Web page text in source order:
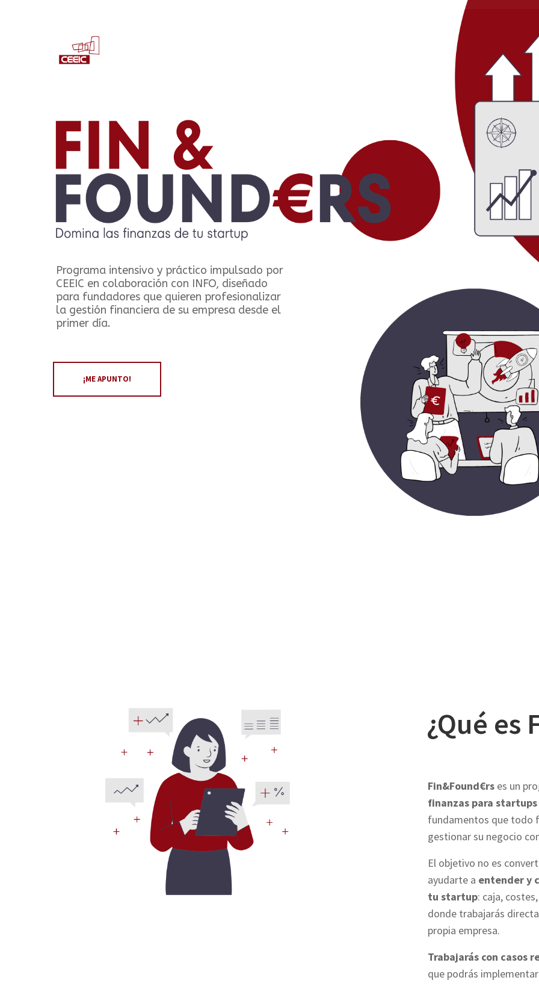
Programa intensivo y práctico impulsado por
CEEIC en colaboración con INFO, diseñado
para fundadores que quieren profesionalizar
la gestión financiera de su empresa desde el
primer día.
¡ME APUNTO!
¿Qué es
Fin&Found€rses un
finanzas para startups
fundamentos que todo
gestionar su negocio
El objetivo no es
ayudarte a entender y
tu startup: caja,
donde trabajarás
propia empresa.
Trabajarás con casos
que podrás